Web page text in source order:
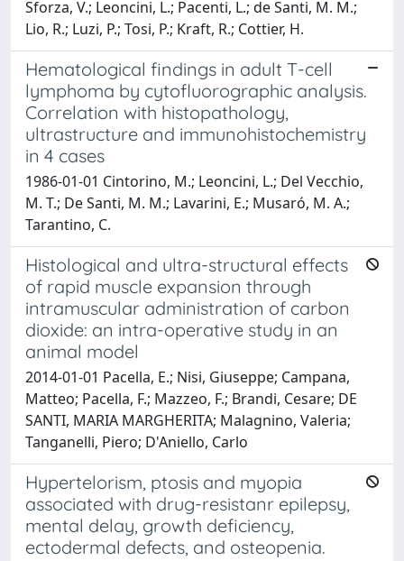
Sforza, V.; Leoncini, L.; Pacenti, L.; de Santi, M. M.;
Lio, R.; Luzi, P.; Tosi, P.; Kraft, R.; Cottier, H.
Hematological findings in adult T-cell
lymphoma by cytofluorographic analysis.
Correlation with histopathology,
ultrastructure and immunohistochemistry
in 4 cases
1986-01-01 Cintorino, M.; Leoncini, L.; Del Vecchio,
M. T.; De Santi, M. M.; Lavarini, E.; Musaró, M. A.;
Tarantino, C.
Histological and ultra-structural effects
of rapid muscle expansion through
intramuscular administration of carbon
dioxide: an intra-operative study in an
animal model
2014-01-01 Pacella, E.; Nisi, Giuseppe; Campana,
Matteo; Pacella, F.; Mazzeo, F.; Brandi, Cesare; DE
SANTI, MARIA MARGHERITA; Malagnino, Valeria;
Tanganelli, Piero; D'Aniello, Carlo
Hypertelorism, ptosis and myopia
associated with drug-resistanr epilepsy,
mental delay, growth deficiency,
ectodermal defects, and osteopenia.